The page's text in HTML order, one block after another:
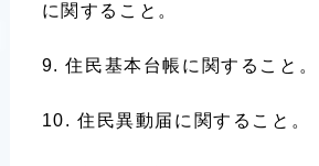
に関すること。
住民基本台帳に関すること。
住民異動届に関すること。